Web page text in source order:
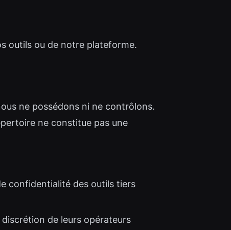
outils ou de notre plateforme.
ne possédons ni ne contrôlons.
ne constitue pas une
confidentialité des outils tiers
de leurs opérateurs